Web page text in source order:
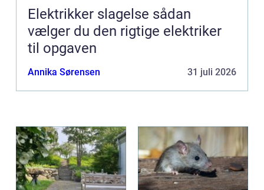
Elektrikker slagelse sådan
vælger du den rigtige elektriker
til opgaven
Annika Sørensen 31 juli 2026